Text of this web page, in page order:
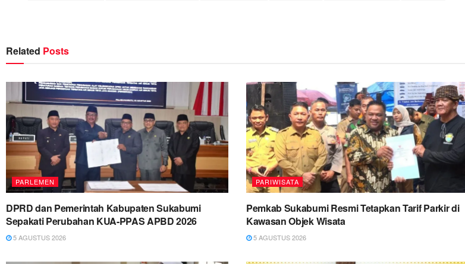
Related Posts
PARLEMEN
DPRD dan Pemerintah Kabupaten Sukabumi
Sepakati Perubahan KUA-PPAS APBD 2026
5 AGUSTUS 2026
PARIWISATA
Pemkab Sukabumi Resmi Tetapkan Tarif Parkir di
Kawasan Objek Wisata
5 AGUSTUS 2026